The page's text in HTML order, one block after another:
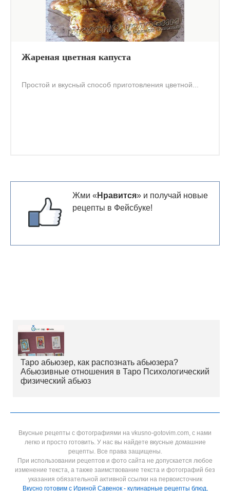
Жареная цветная капуста
Простой и вкусный способ приготовления цветной...
Жми « Нравится» и получай новые
рецепты в Фейсбуке!
Таро абьюзер, как распознать абьюзера?
Абьюзивные отношения в Таро Психологический
физический абьюз
Вкусные рецепты с фотографиями на vkusno-gotovim.com, с нами
легко и просто готовить. У нас вы найдете вкусные домашние
рецепты. Все права защищены.
При использовании рецептов и фото сайта не допускается любое
изменение текста, а также заимствование текста и фотографий без
указания обязательной активной ссылки на первоисточник
Вкусно готовим с Ириной Савенок - кулинарные рецепты блюд,